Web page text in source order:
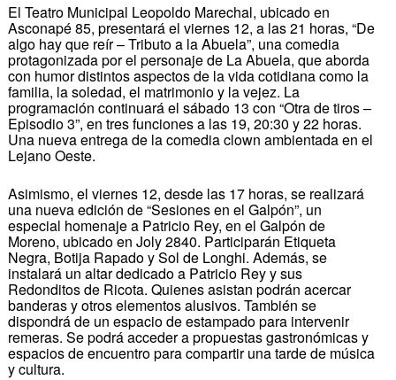
El Teatro Municipal Leopoldo Marechal, ubicado en
Asconapé 85, presentará el viernes 12, a las 21 horas, “De
algo hay que reír – Tributo a la Abuela”, una comedia
protagonizada por el personaje de La Abuela, que aborda
con humor distintos aspectos de la vida cotidiana como la
familia, la soledad, el matrimonio y la vejez. La
programación continuará el sábado 13 con “Otra de tiros –
Episodio 3”, en tres funciones a las 19, 20:30 y 22 horas.
Una nueva entrega de la comedia clown ambientada en el
Lejano Oeste.
Asimismo, el viernes 12, desde las 17 horas, se realizará
una nueva edición de “Sesiones en el Galpón”, un
especial homenaje a Patricio Rey, en el Galpón de
Moreno, ubicado en Joly 2840. Participarán Etiqueta
Negra, Botija Rapado y Sol de Longhi. Además, se
instalará un altar dedicado a Patricio Rey y sus
Redonditos de Ricota. Quienes asistan podrán acercar
banderas y otros elementos alusivos. También se
dispondrá de un espacio de estampado para intervenir
remeras. Se podrá acceder a propuestas gastronómicas y
espacios de encuentro para compartir una tarde de música
y cultura.